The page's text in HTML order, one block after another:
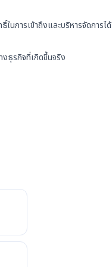
การเข้าถึงและบริหารจัดการได้
งธุรกิจที่เกิดขึ้นจริง